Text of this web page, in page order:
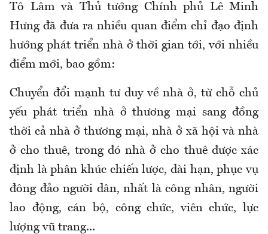
Tô Lâm và Thủ tướng Chính phủ Lê Minh
Hưng đã đưa ra nhiều quan điểm chỉ đạo định
hướng phát triển nhà ở thời gian tới, với nhiều
điểm mới, bao gồm:
Chuyển đổi mạnh tư duy về nhà ở, từ chỗ chủ
yếu phát triển nhà ở thương mại sang đồng
thời cả nhà ở thương mại, nhà ở xã hội và nhà
ở cho thuê, trong đó nhà ở cho thuê được xác
định là phân khúc chiến lược, dài hạn, phục vụ
đông đảo người dân, nhất là công nhân, người
lao động, cán bộ, công chức, viên chức, lực
lượng vũ trang...